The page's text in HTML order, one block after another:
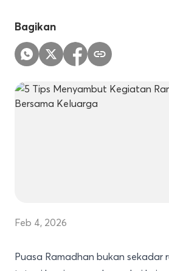
Bagikan
Feb 4, 2026
Puasa Ramadhan bukan sekadar